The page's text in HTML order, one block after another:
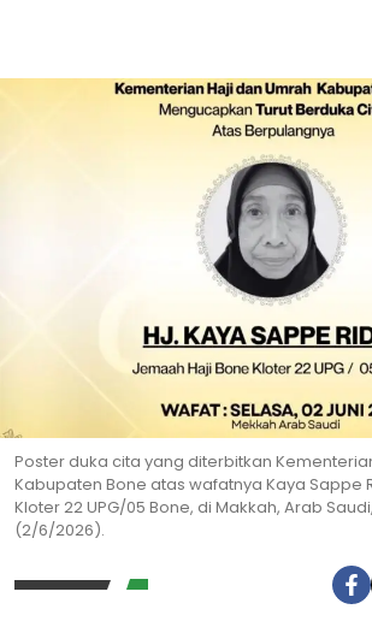
Poster duka cita yang diterbitkan
Kabupaten Bone atas wafatnya Kaya Sappe
Kloter 22 UPG/05 Bone, di Makkah, Arab
(2/6/2026).